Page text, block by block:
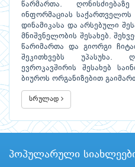
წარმართა.
ინფორმაციას საქართველოს
დინამიკასა და არსებული
მნიშვნელობის შესახებ.
წარიმართა და გიორგი
შეკითხვებს უპასუხა.
ევროკავშირის შესახებ
ბიუროს ორგანიზებით
სრულად
პოპულარული